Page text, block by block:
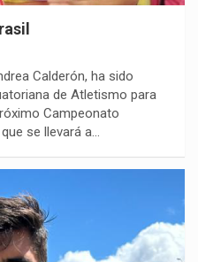
Calderón, ha sido
de Atletismo para
Campeonato
se llevará a…